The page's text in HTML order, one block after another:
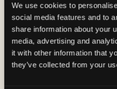
We use cookies to
social media features and to
share information about your
media, advertising and
it with other information that
they’ve collected from your
Gerookte Aubergine
Getempereerde
ragu van tomaat en ui,
geserveerd met
Bharta